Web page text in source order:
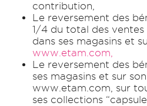
contribution,
Le reversement des
1/4 du total des
dans ses magasins et
www.etam.com,
Le reversement des
ses magasins et sur
www.etam.com, sur
ses collections